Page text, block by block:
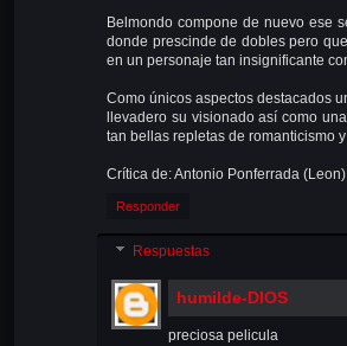
Belmondo compone de nuevo ese
donde prescinde de dobles pero
en un personaje tan insignificante
Como únicos aspectos destacados
llevadero su visionado así como
tan bellas repletas de romanticismo
Crítica de: Antonio Ponferrada
Responder
Respuestas
humilde-DIOS
preciosa pelicula